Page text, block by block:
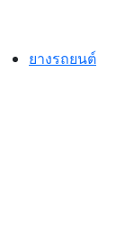
ยางรถยนต์